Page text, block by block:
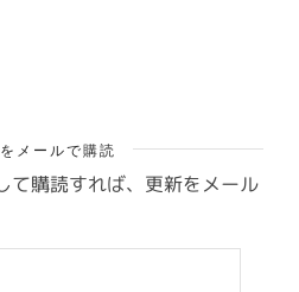
メールで購読
て購読すれば、更新をメール